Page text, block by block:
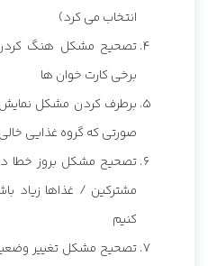
انتخاب می کرد)
تصحیح مشکل هنگ
برخی کارت خوان ها
برطرف کردن مشکل
صورتی که گروه غذایی
تصحیح مشکل بروز خطا
مشترکین / غذاها زیاد
کنیم
تصحیح مشکل تغییر